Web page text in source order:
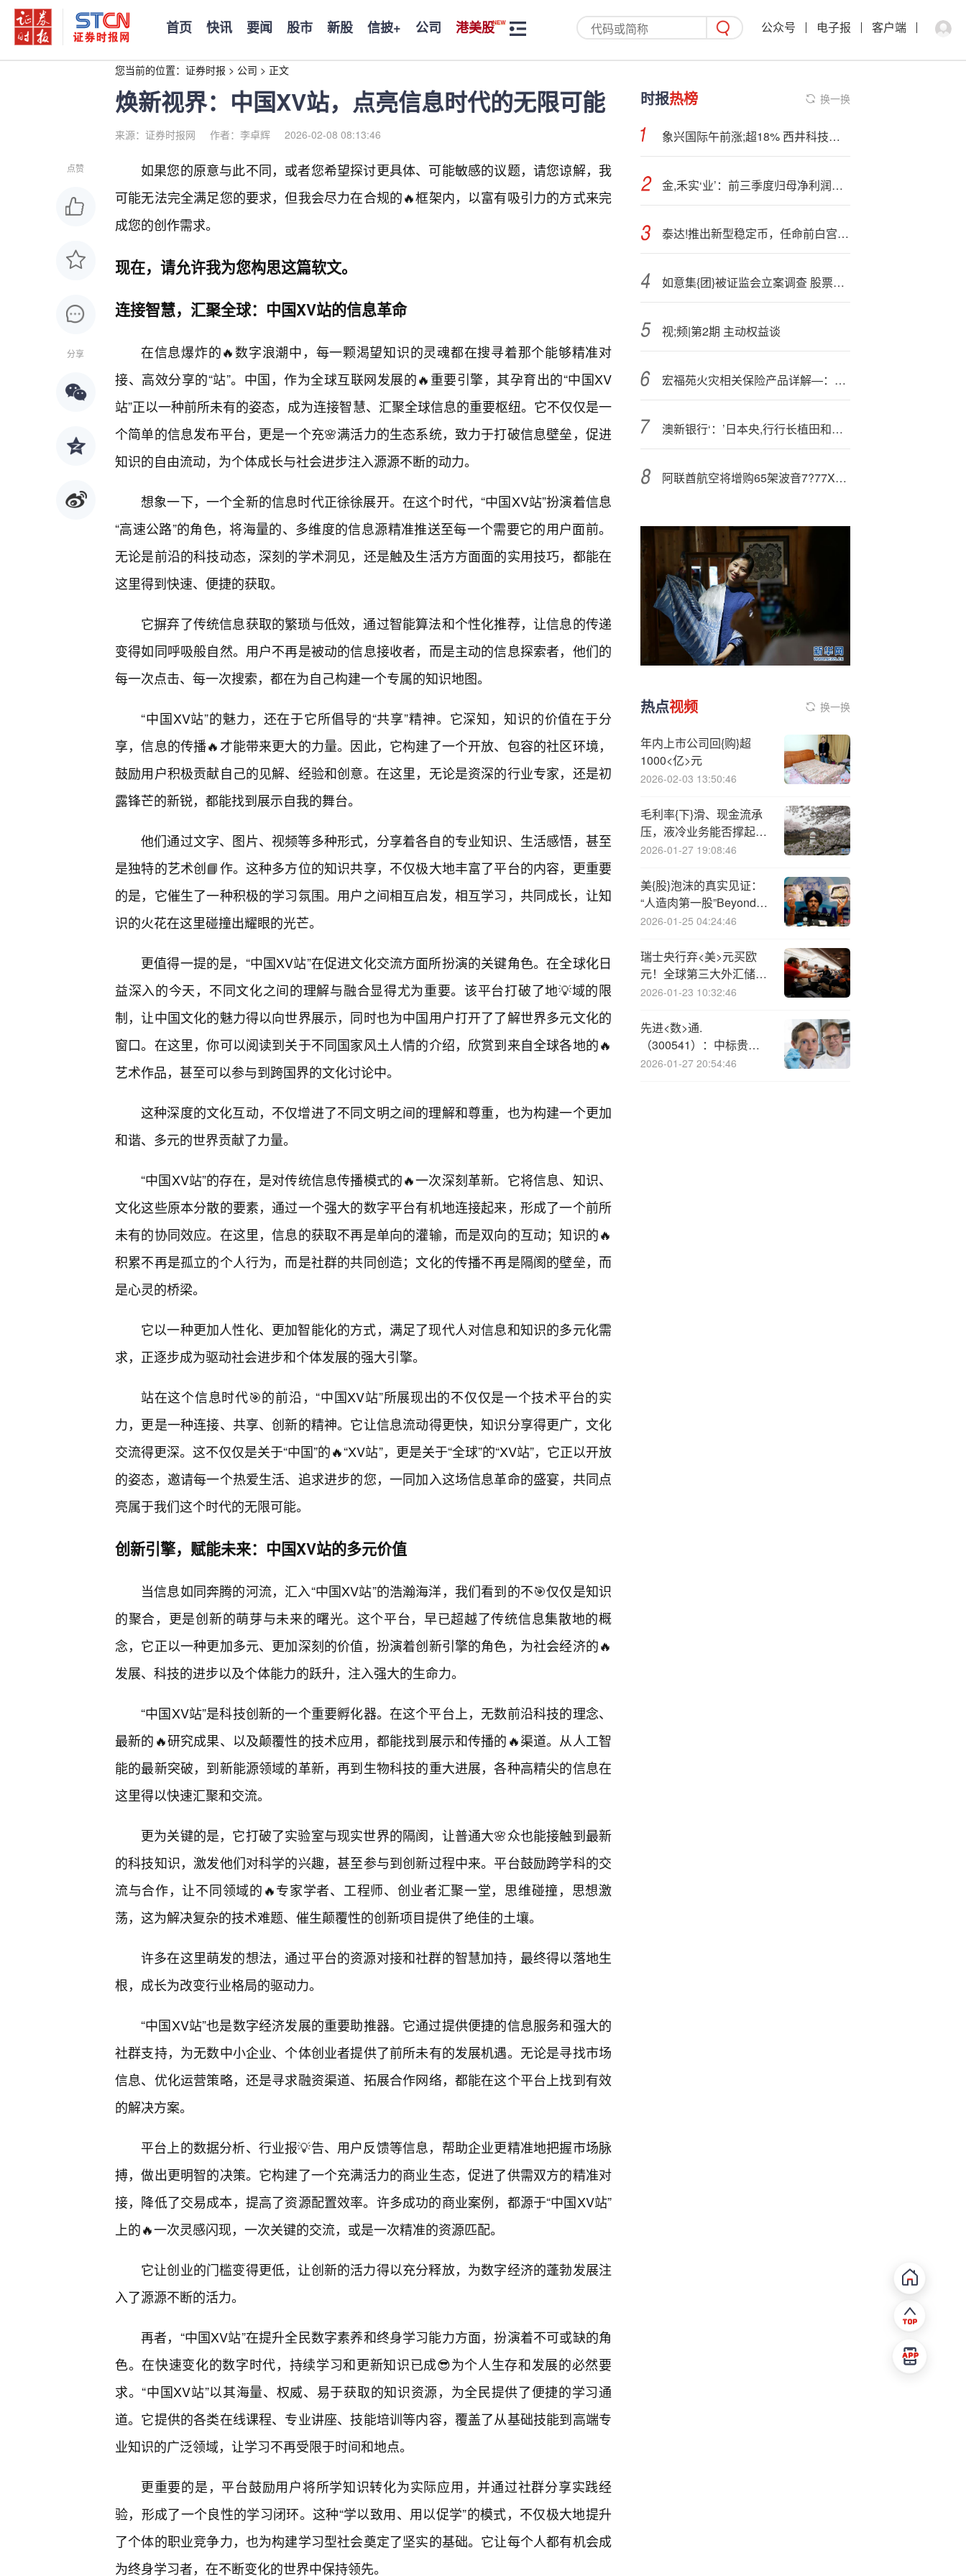
首页 快讯 要闻 股市 新股 信披+ 公司 港美股 公众号 电子报 客户端
您当前的位置： 证券时报 > 公司 > 正文
焕新视界：中国XV站，点亮信息时代的无限可能
来源：证券时报网 作者：李卓辉 2026-02-08 08:13:46
点赞
分享
如果您的原意与此不同，或者您希望探讨更具体、可能敏感的议题，请您谅解，我
可能无法完全满足您的要求，但我会尽力在合规的🔥框架内，以富有吸引力的方式来完
成您的创作需求。
现在，请允许我为您构思这篇软文。
连接智慧，汇聚全球：中国XV站的信息革命
在信息爆炸的🔥数字浪潮中，每一颗渴望知识的灵魂都在搜寻着那个能够精准对
接、高效分享的“站”。中国，作为全球互联网发展的🔥重要引擎，其孕育出的“中国XV
站”正以一种前所未有的姿态，成为连接智慧、汇聚全球信息的重要枢纽。它不仅仅是一
个简单的信息发布平台，更是一个充🌸满活力的生态系统，致力于打破信息壁垒，促进
知识的自由流动，为个体成长与社会进步注入源源不断的动力。
想象一下，一个全新的信息时代正徐徐展开。在这个时代，“中国XV站”扮演着信息
“高速公路”的角色，将海量的、多维度的信息源精准推送至每一个需要它的用户面前。
无论是前沿的科技动态，深刻的学术洞见，还是触及生活方方面面的实用技巧，都能在
这里得到快速、便捷的获取。
它摒弃了传统信息获取的繁琐与低效，通过智能算法和个性化推荐，让信息的传递
变得如同呼吸般自然。用户不再是被动的信息接收者，而是主动的信息探索者，他们的
每一次点击、每一次搜索，都在为自己构建一个专属的知识地图。
“中国XV站”的魅力，还在于它所倡导的“共享”精神。它深知，知识的价值在于分
享，信息的传播🔥才能带来更大的力量。因此，它构建了一个开放、包容的社区环境，
鼓励用户积极贡献自己的见解、经验和创意。在这里，无论是资深的行业专家，还是初
露锋芒的新锐，都能找到展示自我的舞台。
他们通过文字、图片、视频等多种形式，分享着各自的专业知识、生活感悟，甚至
是独特的艺术创📘作。这种多方位的知识共享，不仅极大地丰富了平台的内容，更重要
的是，它催生了一种积极的学习氛围。用户之间相互启发，相互学习，共同成长，让知
识的火花在这里碰撞出耀眼的光芒。
更值得一提的是，“中国XV站”在促进文化交流方面所扮演的关键角色。在全球化日
益深入的今天，不同文化之间的理解与融合显得尤为重要。该平台打破了地💡域的限
制，让中国文化的魅力得以向世界展示，同时也为中国用户打开了了解世界多元文化的
窗口。在这里，你可以阅读到关于不同国家风土人情的介绍，欣赏到来自全球各地的🔥
艺术作品，甚至可以参与到跨国界的文化讨论中。
这种深度的文化互动，不仅增进了不同文明之间的理解和尊重，也为构建一个更加
和谐、多元的世界贡献了力量。
“中国XV站”的存在，是对传统信息传播模式的🔥一次深刻革新。它将信息、知识、
文化这些原本分散的要素，通过一个强大的数字平台有机地连接起来，形成了一个前所
未有的协同效应。在这里，信息的获取不再是单向的灌输，而是双向的互动；知识的🔥
积累不再是孤立的个人行为，而是社群的共同创造；文化的传播不再是隔阂的壁垒，而
是心灵的桥梁。
它以一种更加人性化、更加智能化的方式，满足了现代人对信息和知识的多元化需
求，正逐步成为驱动社会进步和个体发展的强大引擎。
站在这个信息时代🎯的前沿，“中国XV站”所展现出的不仅仅是一个技术平台的实
力，更是一种连接、共享、创新的精神。它让信息流动得更快，知识分享得更广，文化
交流得更深。这不仅仅是关于“中国”的🔥“XV站”，更是关于“全球”的“XV站”，它正以开放
的姿态，邀请每一个热爱生活、追求进步的您，一同加入这场信息革命的盛宴，共同点
亮属于我们这个时代的无限可能。
创新引擎，赋能未来：中国XV站的多元价值
当信息如同奔腾的河流，汇入“中国XV站”的浩瀚海洋，我们看到的不🎯仅仅是知识
的聚合，更是创新的萌芽与未来的曙光。这个平台，早已超越了传统信息集散地的概
念，它正以一种更加多元、更加深刻的价值，扮演着创新引擎的角色，为社会经济的🔥
发展、科技的进步以及个体能力的跃升，注入强大的生命力。
“中国XV站”是科技创新的一个重要孵化器。在这个平台上，无数前沿科技的理念、
最新的🔥研究成果、以及颠覆性的技术应用，都能找到展示和传播的🔥渠道。从人工智
能的最新突破，到新能源领域的革新，再到生物科技的重大进展，各种高精尖的信息在
这里得以快速汇聚和交流。
更为关键的是，它打破了实验室与现实世界的隔阂，让普通大🌸众也能接触到最新
的科技知识，激发他们对科学的兴趣，甚至参与到创新过程中来。平台鼓励跨学科的交
流与合作，让不同领域的🔥专家学者、工程师、创业者汇聚一堂，思维碰撞，思想激
荡，这为解决复杂的技术难题、催生颠覆性的创新项目提供了绝佳的土壤。
许多在这里萌发的想法，通过平台的资源对接和社群的智慧加持，最终得以落地生
根，成长为改变行业格局的驱动力。
“中国XV站”也是数字经济发展的重要助推器。它通过提供便捷的信息服务和强大的
社群支持，为无数中小企业、个体创业者提供了前所未有的发展机遇。无论是寻找市场
信息、优化运营策略，还是寻求融资渠道、拓展合作网络，都能在这个平台上找到有效
的解决方案。
平台上的数据分析、行业报💡告、用户反馈等信息，帮助企业更精准地把握市场脉
搏，做出更明智的决策。它构建了一个充满活力的商业生态，促进了供需双方的精准对
接，降低了交易成本，提高了资源配置效率。许多成功的商业案例，都源于“中国XV站”
上的🔥一次灵感闪现，一次关键的交流，或是一次精准的资源匹配。
它让创业的门槛变得更低，让创新的活力得以充分释放，为数字经济的蓬勃发展注
入了源源不断的活力。
再者，“中国XV站”在提升全民数字素养和终身学习能力方面，扮演着不可或缺的角
色。在快速变化的数字时代，持续学习和更新知识已成😎为个人生存和发展的必然要
求。“中国XV站”以其海量、权威、易于获取的知识资源，为全民提供了便捷的学习通
道。它提供的各类在线课程、专业讲座、技能培训等内容，覆盖了从基础技能到高端专
业知识的广泛领域，让学习不再受限于时间和地点。
更重要的是，平台鼓励用户将所学知识转化为实际应用，并通过社群分享实践经
验，形成了一个良性的学习闭环。这种“学以致用、用以促学”的模式，不仅极大地提升
了个体的职业竞争力，也为构建学习型社会奠定了坚实的基础。它让每个人都有机会成
为终身学习者，在不断变化的世界中保持领先。
时报热榜 换一换
象兴国际午前涨;超18% 西井科技提部分要约收购
金,禾实‘业’：前三季度归母净利润为3.91亿元，同比下降4.44%
泰达!推出新型稳定币，任命前白宫顾问博・海因斯执掌美国业务
如意集{团}被证监会立案调查 股票收盘已跌停
视;频|第2期 主动权益谈
宏福苑火灾相关保险产品详解—：赔付会否达上限？若施工方存过失会否成为除外责任？
澳新银行‘：’日本央,行行长植田和男的言论“过早地打出了加息牌”
阿联酋航空将增购65架波音7?77X飞;机 订单总值达380亿美元
热点视频 换一换
年内上市公司回{购}超
1000<亿>元
2026-02-03 13:50:46
毛利率{下}滑、现金流承
压，液冷业务能否撑起英
维克的未来？
2026-01-27 19:08:46
美{股}泡沫的真实见证：
“人造肉第一股”Beyond
Meat的别样陨落
2026-01-25 04:24:46
瑞士央行弃<美>元买欧
元！全球第三大外汇储备
央行缘何选择减持
2026-01-23 10:32:46
先进<数>通.
（300541）：中标贵阳
银行股份有限公司采购项
2026-01-27 20:54:46